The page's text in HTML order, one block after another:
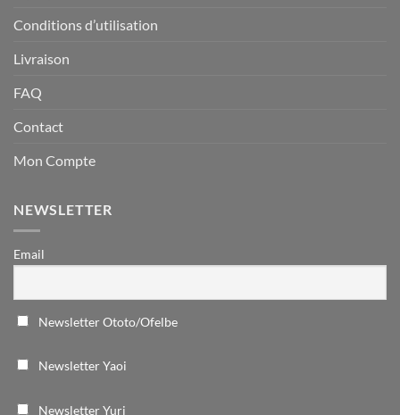
Conditions d’utilisation
Livraison
FAQ
Contact
Mon Compte
NEWSLETTER
Email
Newsletter Ototo/Ofelbe
Newsletter Yaoi
Newsletter Yuri